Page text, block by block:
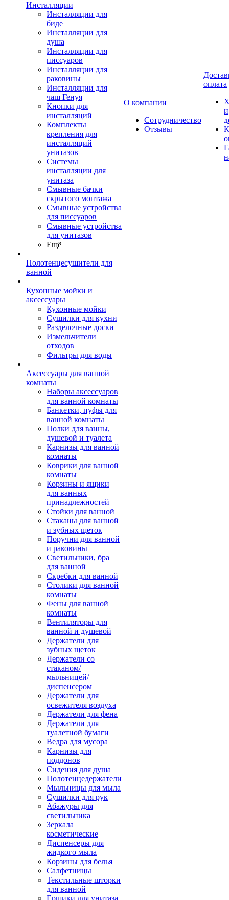
Инсталляции
Инсталляции для
биде
Инсталляции для
душа
Инсталляции для
писсуаров
Инсталляции для
раковины
Инсталляции для
чаш Генуя
Кнопки для
инсталляций
Комплекты
крепления для
инсталляций
унитазов
Системы
инсталляции для
унитаза
Смывные бачки
скрытого монтажа
Смывные устройства
для писсуаров
Смывные устройства
для унитазов
Ещё
Полотенцесушители для
ванной
Кухонные мойки и
аксессуары
Кухонные мойки
Сушилки для кухни
Разделочные доски
Измельчители
отходов
Фильтры для воды
Аксессуары для ванной
комнаты
Наборы аксессуаров
для ванной комнаты
Банкетки, пуфы для
ванной комнаты
Полки для ванны,
душевой и туалета
Карнизы для ванной
комнаты
Коврики для ванной
комнаты
Корзины и ящики
для ванных
принадлежностей
Стойки для ванной
Стаканы для ванной
и зубных щеток
Поручни для ванной
и раковины
Светильники, бра
для ванной
Скребки для ванной
Столики для ванной
комнаты
Фены для ванной
комнаты
Вентиляторы для
ванной и душевой
Держатели для
зубных щеток
Держатели со
стаканом/
мыльницей/
диспенсером
Держатели для
освежителя воздуха
Держатели для фена
Держатели для
туалетной бумаги
Ведра для мусора
Карнизы для
поддонов
Сидения для душа
Полотенцедержатели
Мыльницы для мыла
Сушилки для рук
Абажуры для
светильника
Зеркала
косметические
Диспенсеры для
жидкого мыла
Корзины для белья
Салфетницы
Текстильные шторки
для ванной
Ершики для унитаза
О компании
Сотрудничество
Отзывы
оплата
и